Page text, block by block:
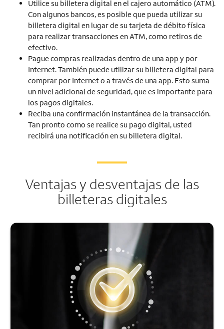
Utilice su billetera digital en el cajero automático (ATM).
Con algunos bancos, es posible que pueda utilizar su
billetera digital en lugar de su tarjeta de débito física
para realizar transacciones en ATM, como retiros de
efectivo.
Pague compras realizadas dentro de una app y por
Internet. También puede utilizar su billetera digital para
comprar por Internet o a través de una app. Esto suma
un nivel adicional de seguridad, que es importante para
los pagos digitales.
Reciba una confirmación instantánea de la transacción.
Tan pronto como se realice su pago digital, usted
recibirá una notificación en su billetera digital.
Ventajas y desventajas de las
billeteras digitales